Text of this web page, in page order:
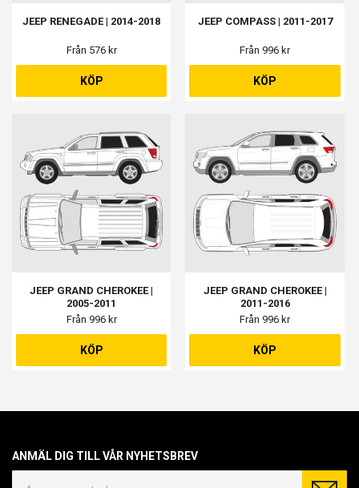
JEEP RENEGADE | 2014-2018
Från 576 kr
KÖP
JEEP COMPASS | 2011-2017
Från 996 kr
KÖP
JEEP GRAND CHEROKEE |
2005-2011
Från 996 kr
KÖP
JEEP GRAND CHEROKEE |
2011-2016
Från 996 kr
KÖP
ANMÄL DIG TILL VÅR NYHETSBREV